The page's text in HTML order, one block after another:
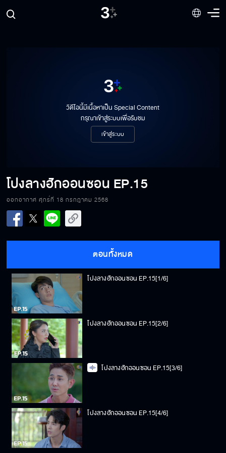
วิดีโอนี้มีเนื้อหาเป็น Special Content
กรุณาเข้าสู่ระบบเพื่อรับชม
เข้าสู่ระบบ
โปงลางฮักออนซอน EP.15
ออกอากาศ ศุกร์ที่ 18 กรกฎาคม 2568
ตอนทั้งหมด
โปงลางฮักออนซอน EP.15[1/6]
โปงลางฮักออนซอน EP.15[2/6]
โปงลางฮักออนซอน EP.15[3/6]
โปงลางฮักออนซอน EP.15[4/6]